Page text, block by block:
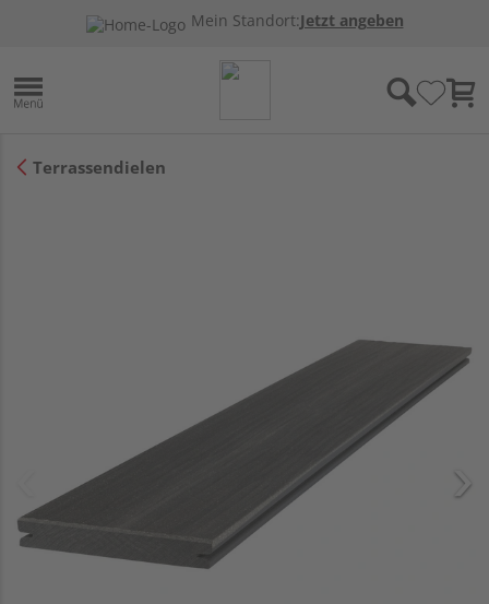
Mein Standort:Jetzt angeben
Terrassendielen